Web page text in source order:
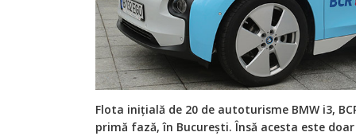
Flota inițială de 20 de autoturisme BMW i3,
primă fază, în București. Însă acesta este